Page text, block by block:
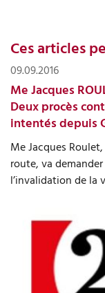
Ces articles
09.09.2016
Me Jacques
Deux procès
intentés depuis
Me Jacques
route, va
l’invalidation de la